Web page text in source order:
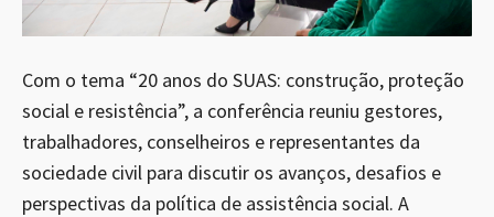
Com o tema “20 anos do SUAS: construção, proteção
social e resistência”, a conferência reuniu gestores,
trabalhadores, conselheiros e representantes da
sociedade civil para discutir os avanços, desafios e
perspectivas da política de assistência social. A